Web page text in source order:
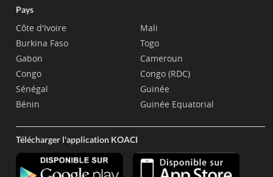
Pays
Côte d'Ivoire
Burkina Faso
Gabon
Congo
Sénégal
Bénin
Mali
Togo
Cameroun
Congo (RDC)
Guinée
Guinée Equatorial
Télécharger l'application KOACI